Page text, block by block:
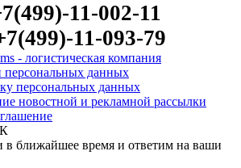
11-002-11
11-093-79
- логистическая компания
персональных данных
персональных данных
новостной и рекламной рассылки
ближайшее время и ответим на ваши